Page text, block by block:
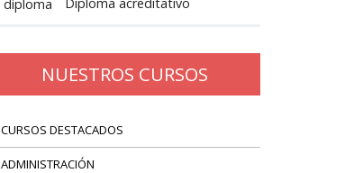
NUESTROS CURSOS
CURSOS DESTACADOS
ADMINISTRACIÓN